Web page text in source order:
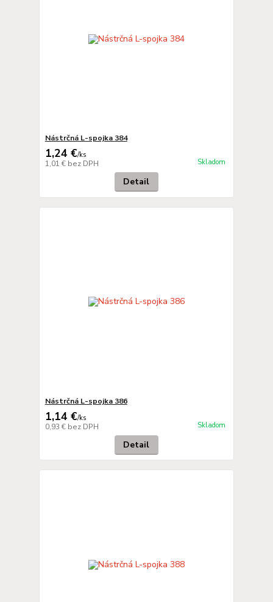
Nástrčná L-spojka 384
1,24 €/ks
1,01 € bez DPH Skladom
Detail
Nástrčná L-spojka 386
1,14 €/ks
0,93 € bez DPH Skladom
Detail